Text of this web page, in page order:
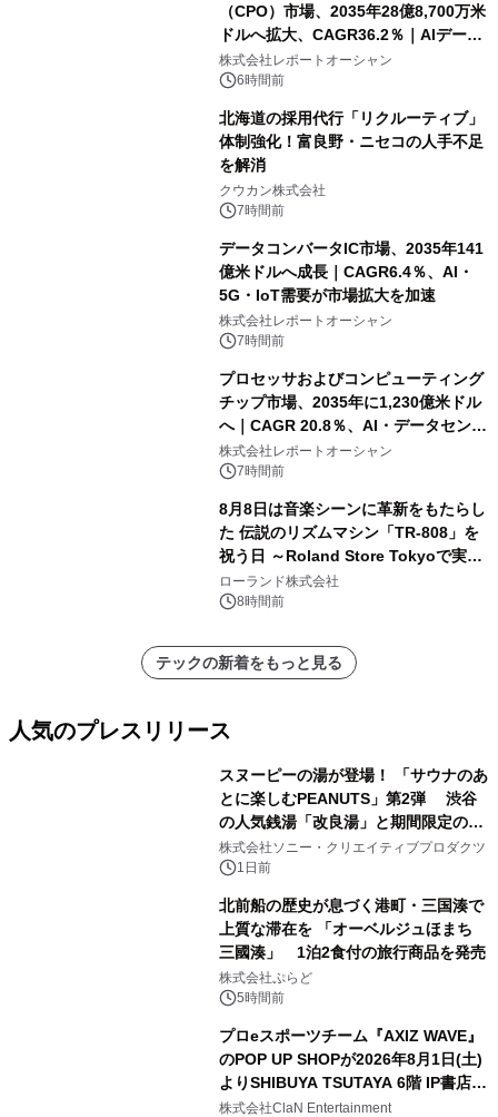
（CPO）市場、2035年28億8,700万米
ドルへ拡大、CAGR36.2％｜AIデータ
センター・高速光通信需要が成長を加
速
株式会社レポートオーシャン
6時間前
北海道の採用代行「リクルーティブ」
体制強化！富良野・ニセコの人手不足
を解消
クウカン株式会社
7時間前
データコンバータIC市場、2035年141
億米ドルへ成長｜CAGR6.4％、AI・
5G・IoT需要が市場拡大を加速
株式会社レポートオーシャン
7時間前
プロセッサおよびコンピューティング
チップ市場、2035年に1,230億米ドル
へ｜CAGR 20.8％、AI・データセンタ
ー需要が成長を牽引
株式会社レポートオーシャン
7時間前
8月8日は音楽シーンに革新をもたらし
た 伝説のリズムマシン「TR-808」を
祝う日 ～Roland Store Tokyoで実機
を展示しての 記念キャンペーンを開
催 英国ラジオ「NTS」の 特別プログ
アーティストを フィーチャーしたアニ
メーションを公開～
ローランド株式会社
8時間前
テックの新着をもっと見る
人気のプレスリリース
スヌーピーの湯が登場！ 「サウナのあ
とに楽しむPEANUTS」第2弾 渋谷
の人気銭湯「改良湯」と期間限定のコ
ラボレーション サウナイキタイコラ
ボグッズも発売決定！
株式会社ソニー・クリエイティブプロダクツ
1日前
北前船の歴史が息づく港町・三国湊で
上質な滞在を 「オーベルジュほまち
三國湊」 1泊2食付の旅行商品を発売
株式会社ぷらど
5時間前
プロeスポーツチーム『AXIZ WAVE』
のPOP UP SHOPが2026年8月1日(土)
よりSHIBUYA TSUTAYA 6階 IP書店で
開催決定！！
株式会社ClaN Entertainment